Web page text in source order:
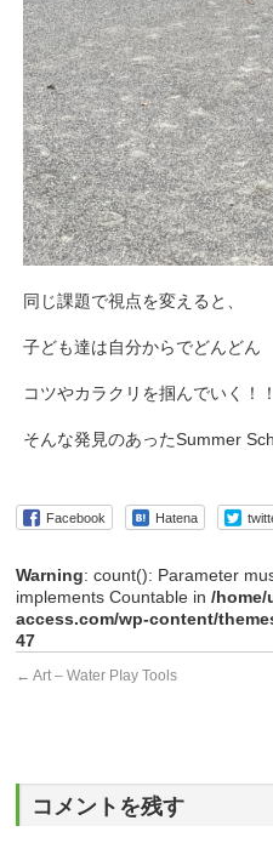
同じ課題で視点を変えると、
子ども達は自分からでどんどん
コツやカラクリを掴んでいく！！
そんな発見のあったSummer
Facebook Hatena
Warning: count(): Parameter
implements Countable in/home/
access.com/wp-content/
47
← Art – Water PIay Tools
コメントを残す